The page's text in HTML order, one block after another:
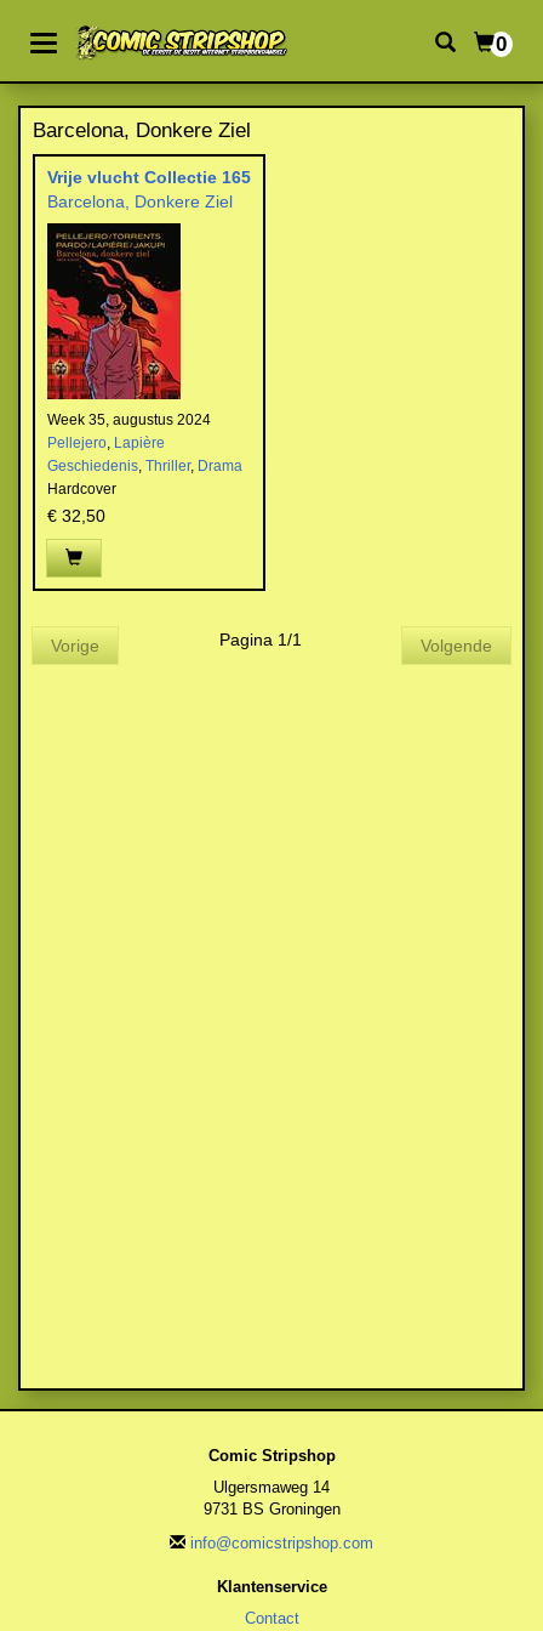
0
Barcelona, Donkere Ziel
Vrije vlucht Collectie 165
Barcelona, Donkere Ziel
Week 35, augustus 2024
Pellejero, Lapière
Geschiedenis, Thriller, Drama
Hardcover
€ 32,50
Vorige Pagina 1/1 Volgende
Comic Stripshop
Ulgersmaweg 14
9731 BS Groningen
info@comicstripshop.com
Klantenservice
Contact